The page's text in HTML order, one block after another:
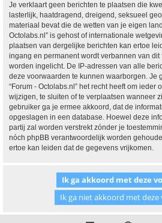
Je verklaart geen berichten te plaatsen die
lasterlijk, haatdragend, dreigend, seksueel
materiaal bevat die de wetten van je eigen
Octolabs.nl” is gehost of internationale
plaatsen van dergelijke berichten kan ertoe
ingang en permanent wordt verbannen van
worden ingelicht. De IP-adressen van alle
deze voorwaarden te kunnen waarborgen. Je
“Forum - Octolabs.nl” het recht heeft om ieder
wijzigen, te sluiten of te verplaatsen wanneer
gebruiker ga je ermee akkoord, dat de
opgeslagen in een database. Hoewel deze
partij zal worden verstrekt zónder je
nóch phpBB verantwoordelijk worden
ertoe kan leiden dat de gegevens vrijkomen.